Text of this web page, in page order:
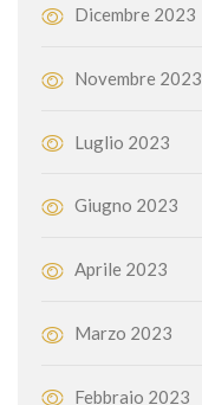
Dicembre 2023
Novembre 2023
Luglio 2023
Giugno 2023
Aprile 2023
Marzo 2023
Febbraio 2023